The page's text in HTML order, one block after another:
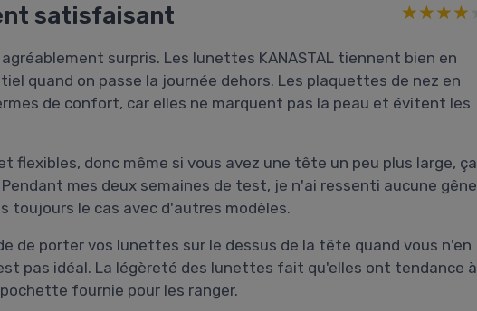
satisfaisant ★★★★★
★★★★★
surpris. Les lunettes KANASTAL tiennent bien en
quand on passe la journée dehors. Les plaquettes de nez en
de confort, car elles ne marquent pas la peau et évitent les
flexibles, donc même si vous avez une tête un peu plus large, ça
mes deux semaines de test, je n'ai ressenti aucune gêne
toujours le cas avec d'autres modèles.
de porter vos lunettes sur le dessus de la tête quand vous n'en
pas idéal. La légèreté des lunettes fait qu'elles ont tendance à
fournie pour les ranger.